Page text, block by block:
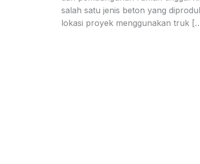
salah satu jenis beton yang
lokasi proyek menggunakan truk